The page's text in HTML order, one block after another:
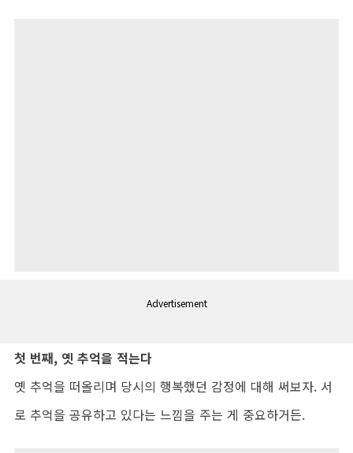
Advertisement
첫 번째, 옛 추억을 적는다
옛 추억을 떠올리며 당시의 행복했던 감정에 대해 써보자. 서
로 추억을 공유하고 있다는 느낌을 주는 게 중요하거든.